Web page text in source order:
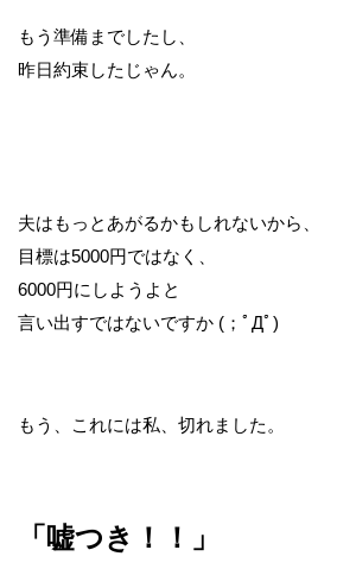
もう準備までしたし、
昨日約束したじゃん。
夫はもっとあがるかもしれないから、
目標は5000円ではなく、
6000円にしようよと
言い出すではないですか (；ﾟДﾟ)
もう、これには私、切れました。
「嘘つき！！」